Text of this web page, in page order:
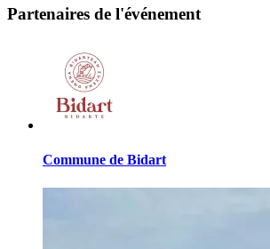
Partenaires de l'événement
Commune de Bidart